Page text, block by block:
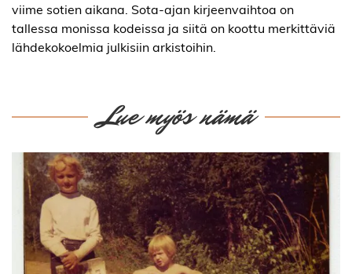
viime sotien aikana. Sota-ajan kirjeenvaihtoa on
tallessa monissa kodeissa ja siitä on koottu merkittäviä
lähdekokoelmia julkisiin arkistoihin.
Lue myös nämä